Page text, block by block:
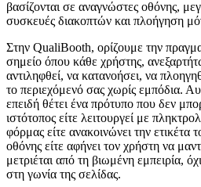
βασίζονται σε αναγνώστες οθόνης,
συσκευές διακοπτών και πλοήγηση
Στην QualiBooth, ορίζουμε την
σημείο όπου κάθε χρήστης,
αντιληφθεί, να κατανοήσει, να
το περιεχόμενό σας χωρίς εμπόδια.
επειδή θέτει ένα πρότυπο που δεν
ιστότοπος είτε λειτουργεί με
φόρμας είτε ανακοινώνει την ετικέτα
οθόνης είτε αφήνει τον χρήστη να
μετριέται από τη βιωμένη εμπειρία,
στη γωνία της σελίδας.